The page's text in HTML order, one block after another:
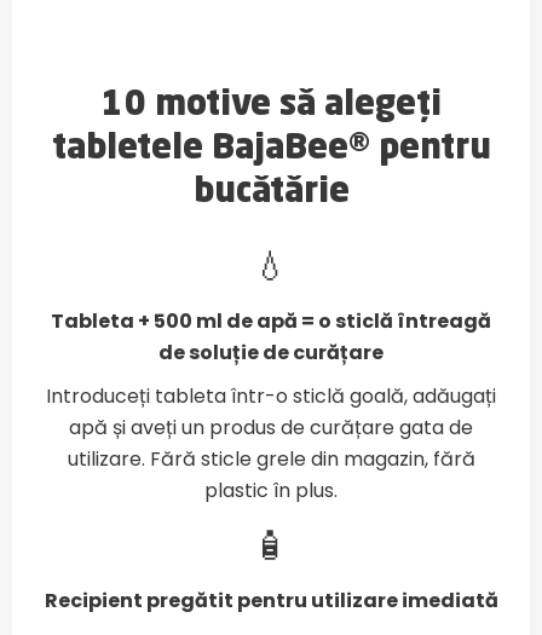
10 motive să alegeți
tabletele BajaBee® pentru
bucătărie
💧
Tableta + 500 ml de apă = o sticlă întreagă
de soluție de curățare
Introduceți tableta într-o sticlă goală, adăugați
apă și aveți un produs de curățare gata de
utilizare. Fără sticle grele din magazin, fără
plastic în plus.
🧴
Recipient pregătit pentru utilizare imediată